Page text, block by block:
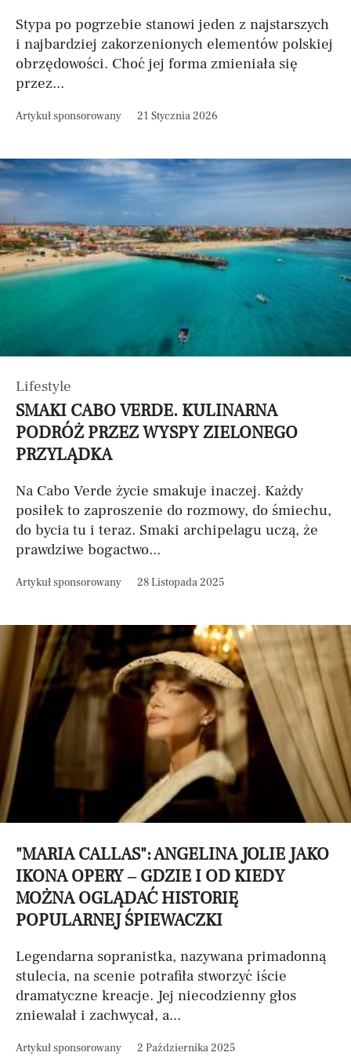
Stypa po pogrzebie stanowi jeden z najstarszych
i najbardziej zakorzenionych elementów polskiej
obrzędowości. Choć jej forma zmieniała się
przez...
Artykuł sponsorowany 21 Stycznia 2026
Lifestyle
SMAKI CABO VERDE. KULINARNA
PODRÓŻ PRZEZ WYSPY ZIELONEGO
PRZYLĄDKA
Na Cabo Verde życie smakuje inaczej. Każdy
posiłek to zaproszenie do rozmowy, do śmiechu,
do bycia tu i teraz. Smaki archipelagu uczą, że
prawdziwe bogactwo...
Artykuł sponsorowany 28 Listopada 2025
"MARIA CALLAS": ANGELINA JOLIE JAKO
IKONA OPERY – GDZIE I OD KIEDY
MOŻNA OGLĄDAĆ HISTORIĘ
POPULARNEJ ŚPIEWACZKI
Legendarna sopranistka, nazywana primadonną
stulecia, na scenie potrafiła stworzyć iście
dramatyczne kreacje. Jej niecodzienny głos
zniewalał i zachwycał, a...
Artykuł sponsorowany 2 Października 2025